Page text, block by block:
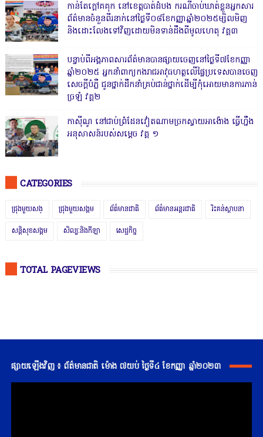
កាន់តែក្តៅគគុក នៅខេត្តបាត់ដំបង ករណីចាប់ឃាត់ខ្លួនអ្នកសារ
ព័ត៌មានចំនួនពីរនាក់នៅថ្ងៃទី០៨ខែកញ្ញាឆ្នាំ២០២៥ម្សិលមិញ
និងដោះលែងទៅវិញដោយមិនទាន់ដឹងពីមូលហេតុ វគ្គ៣
បន្ទាប់ពីអង្គភាពសារព័ត៌មានបានផ្សាយចេញនៅថ្ងៃទី៧ខែកញ្ញា
ឆ្នាំ២០២៥ អ្នកនាំពាក្យកងរាជអាវុធហត្ថលើផ្ទៃប្រទេសបានចេញ
សេចក្តីបំភ្លឺ ជូនថ្នាក់ដឹកនាំគ្រប់ជាន់ថ្នាក់ដើម្បីកុំអោយមានការភាន់
ច្រឡំ វគ្គ២
កាសុីណូ នៅជាប់ព្រំដែនវៀតណាមច្រកស្វាយអាង៉ោង ធ្វើហ្នឹង
អនុសាសន៍របស់សម្ដេច វគ្គ ១
CATEGORIES
ជ្រុងមួយសង្ ជ្រុងមួយសង្គម ព័ត៌មានជាតិ ព័ត៌មានអន្តរជាតិ រិះគន់ស្ថាបនា
សន្តិសុខសង្គម សិល្បៈនិងកីឡា សេដ្ឋកិច្ច
TOTAL PAGEVIEWS
ផ្សាយឡើងវិញ ៖ ព័ត៌មានជាតិ ម៉ោង ៧យប់ ថ្ងៃទី៤ ខែកញ្ញា ឆ្នាំ២០២៣